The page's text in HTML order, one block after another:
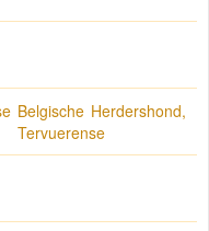
Belgische Herdershond,
Tervuerense